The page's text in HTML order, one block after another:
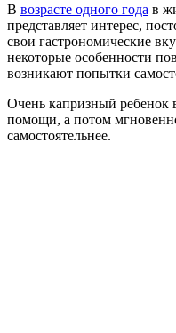
В возрасте одного года в
представляет интерес,
свои гастрономические
некоторые особенности
возникают попытки
Очень капризный ребенок
помощи, а потом
самостоятельнее.